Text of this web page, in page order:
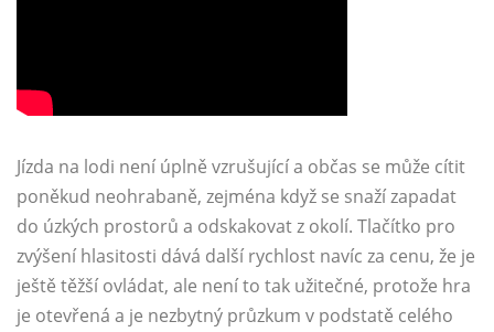
Jízda na lodi není úplně vzrušující a občas se může cítit
poněkud neohrabaně, zejména když se snaží zapadat
do úzkých prostorů a odskakovat z okolí. Tlačítko pro
zvýšení hlasitosti dává další rychlost navíc za cenu, že je
ještě těžší ovládat, ale není to tak užitečné, protože hra
je otevřená a je nezbytný průzkum v podstatě celého